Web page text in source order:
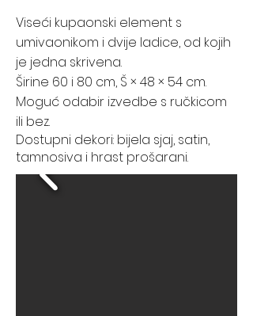
Viseći kupaonski element s
umivaonikom i dvije ladice, od kojih
je jedna skrivena.
Širine 60 i 80 cm, Š × 48 × 54 cm.
Moguć odabir izvedbe s ručkicom
ili bez.
Dostupni dekori: bijela sjaj, satin,
tamnosiva i hrast prošarani.